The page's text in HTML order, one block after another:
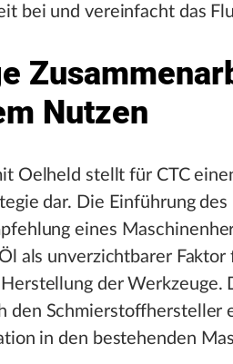
bei und vereinfacht das
Nutzen
Oelheld stellt für CTC
dar. Die Einführung
eines
als unverzichtbarer
der Werkzeuge.
den Schmierstoffhersteller
in den bestehenden